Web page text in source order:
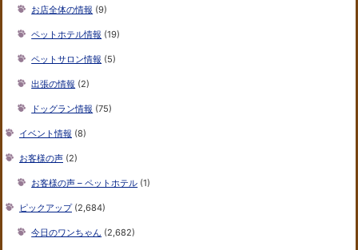
お店全体の情報 (9)
ペットホテル情報 (19)
ペットサロン情報 (5)
出張の情報 (2)
ドッグラン情報 (75)
イベント情報 (8)
お客様の声 (2)
お客様の声 – ペットホテル (1)
ピックアップ(2,684)
今日のワンちゃん (2,682)